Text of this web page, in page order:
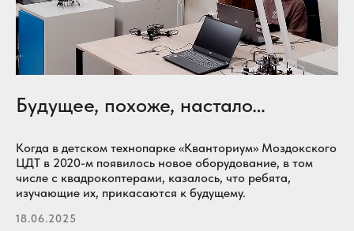
Будущее, похоже, настало…
Когда в детском технопарке «Кванториум» Моздокского
ЦДТ в 2020-м появилось новое оборудование, в том
числе с квадрокоптерами, казалось, что ребята,
изучающие их, прикасаются к будущему.
18.06.2025